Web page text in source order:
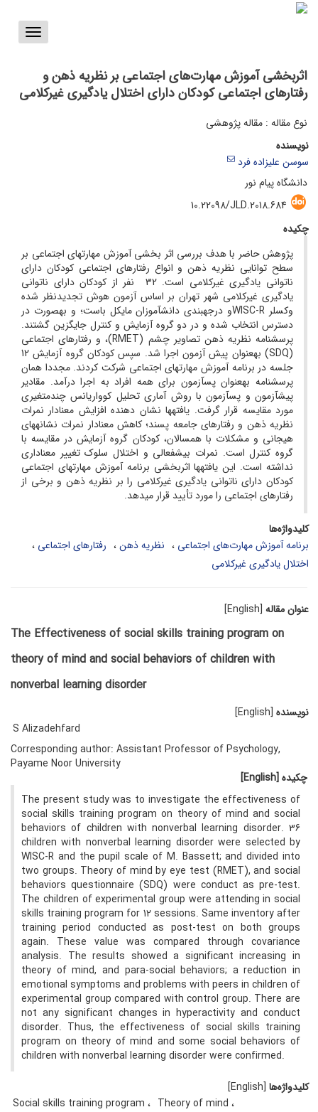
Toggle
اثربخشی آموزش مهارت‌های اجتماعی بر نظریه ذهن و
رفتارهای اجتماعی کودکان دارای اختلال یادگیری غیرکلامی
نوع مقاله : مقاله پژوهشی
نویسنده
سوسن علیزاده فرد
دانشگاه پیام نور
10.22098/JLD.2018.684
چکیده
پژوهش حاضر با هدف بررسی اثر بخشی آموزش مهارت­های اجتماعی بر
سطح توانایی نظریه ذهن و انواع رفتارهای اجتماعی کودکان دارای
ناتوانی یادگیری غیرکلامی است. 32 نفر از کودکان دارای ناتوانی
یادگیری غیرکلامی شهر تهران بر اساس آزمون هوش تجدیدنظر شده
وکسلر WISC-Rو درجه‏بندی دانش‏آموزان مایکل باست؛ و به­صورت در
دسترس انتخاب شده و در دو گروه آزمایش و کنترل جایگزین گشتند.
پرسش­نامه نظریه ذهن تصاویر چشم (RMET)، و رفتارهای اجتماعی
(SDQ) به­عنوان پیش آزمون اجرا شد. سپس کودکان گروه آزمایش 12
جلسه در برنامه آموزش مهارت‏های اجتماعی شرکت کردند. مجددا همان
پرسش­نامه به­عنوان پس‏آزمون برای همه افراد به اجرا درآمد. مقادیر
پیش‏آزمون و پس‏آزمون با روش آماری تحلیل کوواریانس چندمتغیری
مورد مقایسه قرار گرفت. یافته‏ها نشان دهنده افزایش معنادار نمرات
نظریه ذهن و رفتارهای جامعه پسند؛ کاهش معنادار نمرات نشانه‏های
هیجانی و مشکلات با هم­سالان، کودکان گروه آزمایش در مقایسه با
گروه کنترل است. نمرات بیش‏فعالی و اختلال سلوک تغییر معناداری
نداشته است. این یافته‏ها اثربخشی برنامه آموزش مهارت‏های اجتماعی
کودکان دارای ناتوانی یادگیری غیرکلامی را بر نظریه ذهن و برخی از
رفتارهای اجتماعی را مورد تأیید قرار می­دهد.
کلیدواژه‌ها
برنامه آموزش مهارت‌های اجتماعی
نظریه ذهن
رفتارهای اجتماعی
اختلال یادگیری غیرکلامی
عنوان مقاله [English]
The Effectiveness of social skills training program on
theory of mind and social behaviors of children with
nonverbal learning disorder
نویسنده [English]
S Alizadehfard
Corresponding author: Assistant Professor of Psychology,
Payame Noor University
چکیده [English]
The present study was to investigate the effectiveness of
social skills training program on theory of mind and social
behaviors of children with nonverbal learning disorder. 36
children with nonverbal learning disorder were selected by
WISC-R and the pupil scale of M. Bassett; and divided into
two groups. Theory of mind by eye test (RMET), and social
behaviors questionnaire (SDQ) were conduct as pre-test.
The children of experimental group were attending in social
skills training program for 12 sessions. Same inventory after
training period conducted as post-test on both groups
again. These value was compared through covariance
analysis. The results showed a significant increasing in
theory of mind, and para-social behaviors; a reduction in
emotional symptoms and problems with peers in children of
experimental group compared with control group. There are
not any significant changes in hyperactivity and conduct
disorder. Thus, the effectiveness of social skills training
program on theory of mind and some social behaviors of
children with nonverbal learning disorder were confirmed.
کلیدواژه‌ها [English]
Social skills training program
Theory of mind